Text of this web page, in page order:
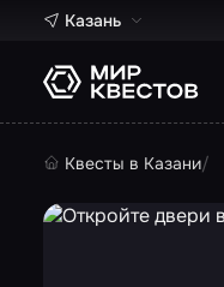
Казань
Квесты в Казани